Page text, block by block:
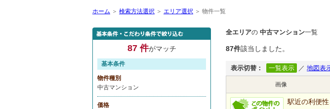
ホーム ＞ 検索方法選択 ＞ エリア選択 ＞ 物件一覧
全エリアの 中古マンション一覧
87件該当しました。
表示切替： 一覧表示 ／ 地図表
画像
駅近の利便
87 件がマッチ
基本条件
物件種別
中古マンション
価格